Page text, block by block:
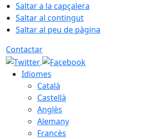
Saltar a la capçalera
Saltar al contingut
Saltar al peu de pàgina
Contactar
Idiomes
Català
Castellà
Anglès
Alemany
Francès